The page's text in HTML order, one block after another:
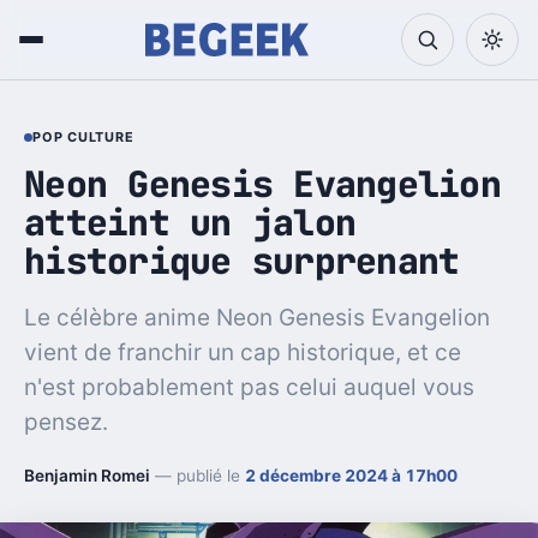
POP CULTURE
Neon Genesis Evangelion
atteint un jalon
historique surprenant
Le célèbre anime Neon Genesis Evangelion
vient de franchir un cap historique, et ce
n'est probablement pas celui auquel vous
pensez.
Benjamin Romei — publié le 2 décembre 2024 à 17h00